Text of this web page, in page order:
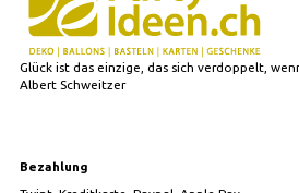
Glück ist das einzige, das sich verdoppelt,
Albert Schweitzer
Bezahlung